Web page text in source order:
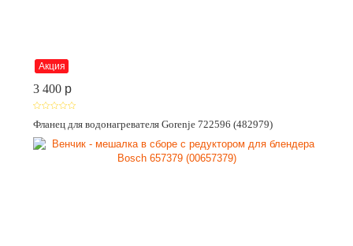
Акция
3 400 p
Фланец для водонагревателя Gorenje 722596 (482979)